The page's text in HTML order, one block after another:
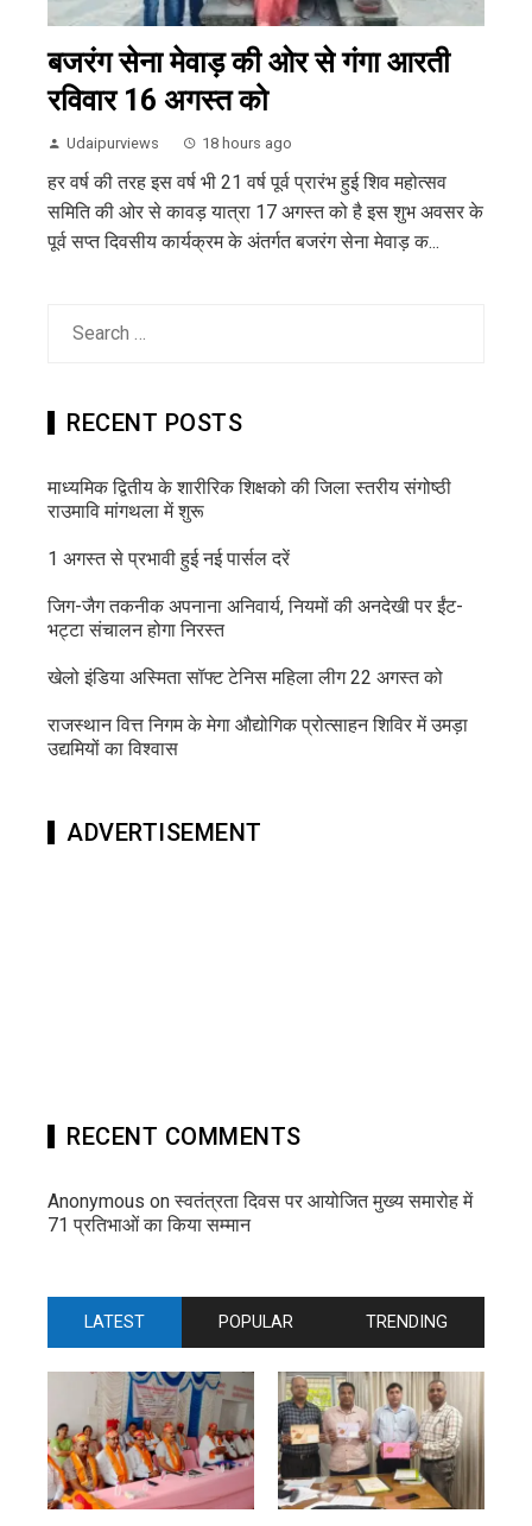
बजरंग सेना मेवाड़ की ओर से गंगा आरती
रविवार 16 अगस्त को
Udaipurviews 18 hours ago
हर वर्ष की तरह इस वर्ष भी 21 वर्ष पूर्व प्रारंभ हुई शिव महोत्सव
समिति की ओर से कावड़ यात्रा 17 अगस्त को है इस शुभ अवसर के
पूर्व सप्त दिवसीय कार्यक्रम के अंतर्गत बजरंग सेना मेवाड़ क...
RECENT POSTS
माध्यमिक द्वितीय के शारीरिक शिक्षको की जिला स्तरीय संगोष्ठी
राउमावि मांगथला में शुरू
1 अगस्त से प्रभावी हुई नई पार्सल दरें
जिग-जैग तकनीक अपनाना अनिवार्य, नियमों की अनदेखी पर ईंट-
भट्टा संचालन होगा निरस्त
खेलो इंडिया अस्मिता सॉफ्ट टेनिस महिला लीग 22 अगस्त को
राजस्थान वित्त निगम के मेगा औद्योगिक प्रोत्साहन शिविर में उमड़ा
उद्यमियों का विश्वास
ADVERTISEMENT
RECENT COMMENTS
Anonymous onस्वतंत्रता दिवस पर आयोजित मुख्य समारोह में
71 प्रतिभाओं का किया सम्मान
LATEST POPULAR TRENDING